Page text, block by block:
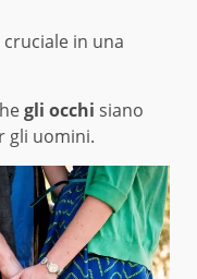
cruciale in una
gli occhi siano
gli uomini.